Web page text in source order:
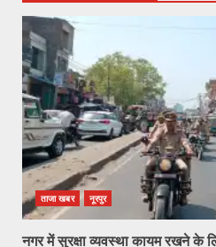
ताजा खबर नूरपुर
नगर में सुरक्षा व्यवस्था कायम रखने के